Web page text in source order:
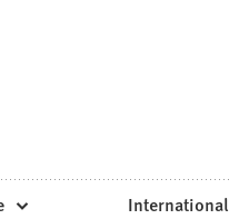
International